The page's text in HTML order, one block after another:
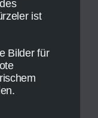
ist
Bilder für